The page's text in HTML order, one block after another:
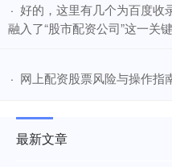
· 好的，这里有几个为百度收
融入了“股市配资公司”这一关
· 网上配资股票风险与操作指
最新文章